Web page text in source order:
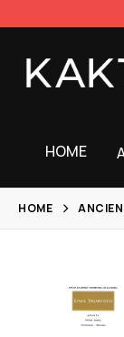
HOME
HOME